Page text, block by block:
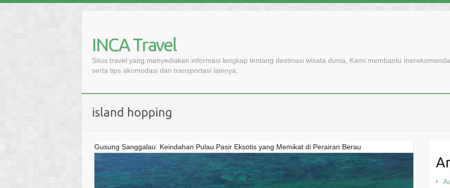
content
INCA Travel
Situs travel yang menyediakan informasi lengkap tentang destinasi wisata dunia, Kami membantu
serta tips akomodasi dan transportasi lainnya.
island hopping
Gusung Sanggalau: Keindahan Pulau Pasir Eksotis yang Memikat di Perairan Berau